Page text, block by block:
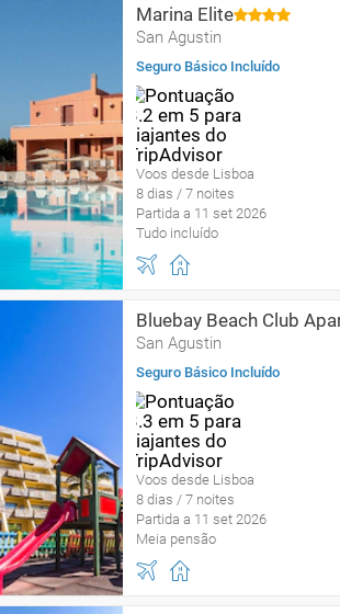
Marina Elite
San Agustin
Seguro Básico Incluído
Voos desde Lisboa
8 dias / 7 noites
Partida a 11 set 2026
Tudo incluído
Bluebay Beach Club
San Agustin
Seguro Básico Incluído
Voos desde Lisboa
8 dias / 7 noites
Partida a 11 set 2026
Meia pensão